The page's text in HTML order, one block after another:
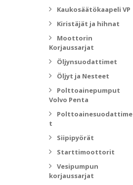
Kaukosäätökaapeli VP
Kiristäjät ja hihnat
Moottorin
Korjaussarjat
Öljynsuodattimet
Öljyt ja Nesteet
Polttoainepumput
Volvo Penta
Polttoainesuodattime
t
Siipipyörät
Starttimoottorit
Vesipumpun
korjaussarjat